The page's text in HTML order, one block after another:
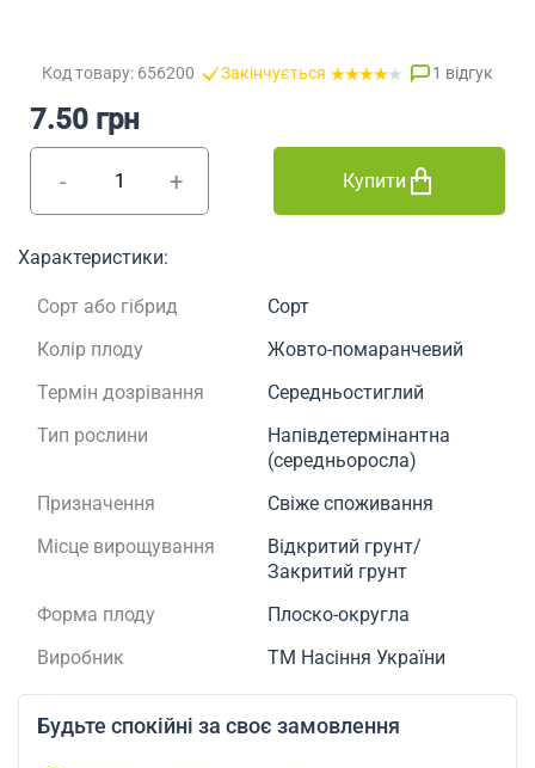
Код товару: 656200 Закінчується 1 відгук
- +
7.50 грн
Купити
Характеристики:
Сорт або гібрид
Сорт
Колір плоду
Жовто-помаранчевий
Термін дозрівання
Середньостиглий
Тип рослини
Напівдетермінантна
(середньоросла)
Призначення
Свіже споживання
Місце вирощування
Відкритий грунт/
Закритий грунт
Форма плоду
Плоско-округла
Виробник
ТМ Насіння України
Будьте спокійні за своє замовлення